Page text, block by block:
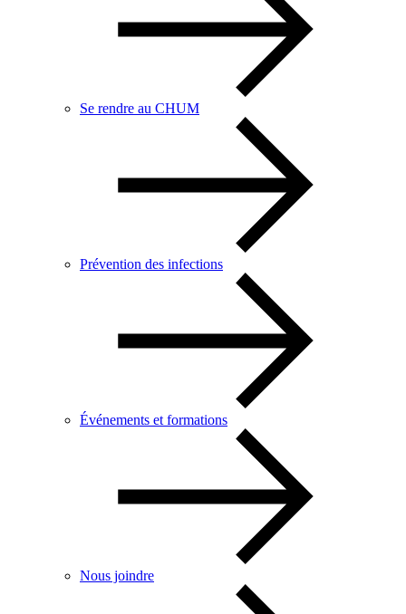
Se rendre au CHUM
Prévention des infections
Événements et formations
Nous joindre